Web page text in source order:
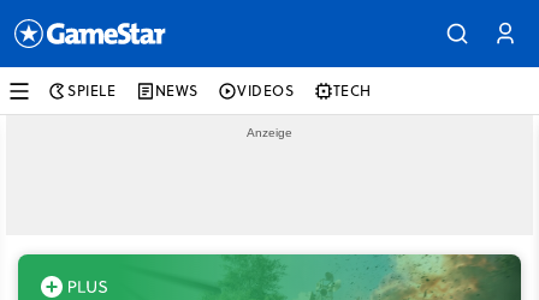
SPIELE NEWS VIDEOS TECH